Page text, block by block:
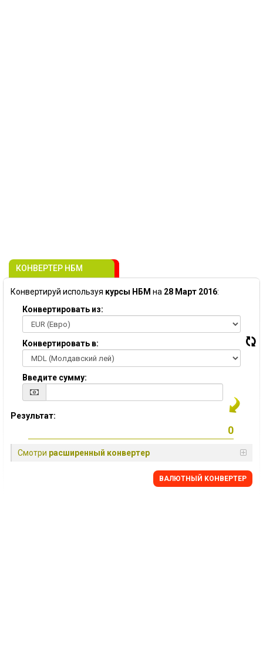
КОНВЕРТЕР НБМ
Конвертируй используя курсы НБМ на 28 Март 2016:
Конвертировать из:
Конвертировать в:
Введите сумму:
Результат:
Смотри расширенный конвертер
BАЛЮТНЫЙ KОНВЕРТЕР